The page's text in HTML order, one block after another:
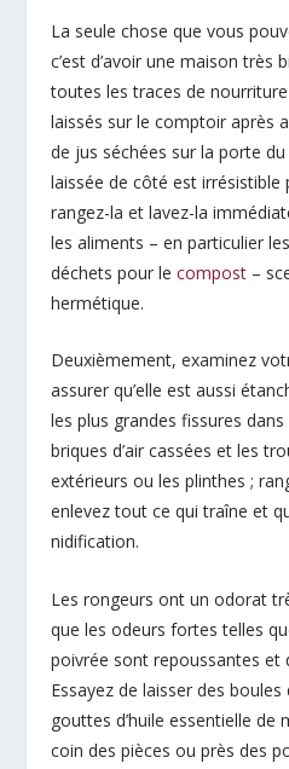
La seule chose que vous
c’est d’avoir une maison très
toutes les traces de
laissés sur le comptoir après
de jus séchées sur la porte
laissée de côté est irrésistible
rangez-la et lavez-la
les aliments – en particulier
déchets pour lecompost –
hermétique.
Deuxièmement, examinez
assurer qu’elle est aussi
les plus grandes fissures
briques d’air cassées et les
extérieurs ou les plinthes ;
enlevez tout ce qui traîne et
nidification.
Les rongeurs ont un odorat
que les odeurs fortes telles
poivrée sont repoussantes et
Essayez de laisser des
gouttes d’huile essentielle de
coin des pièces ou près des